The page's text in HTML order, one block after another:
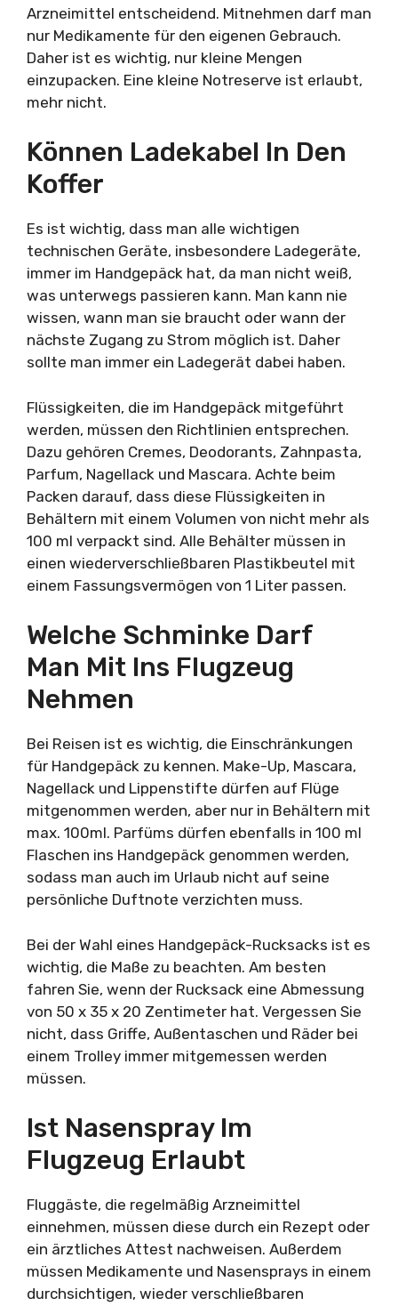
Arzneimittel entscheidend. Mitnehmen darf man
nur Medikamente für den eigenen Gebrauch.
Daher ist es wichtig, nur kleine Mengen
einzupacken. Eine kleine Notreserve ist erlaubt,
mehr nicht.
Können Ladekabel In Den
Koffer
Es ist wichtig, dass man alle wichtigen
technischen Geräte, insbesondere Ladegeräte,
immer im Handgepäck hat, da man nicht weiß,
was unterwegs passieren kann. Man kann nie
wissen, wann man sie braucht oder wann der
nächste Zugang zu Strom möglich ist. Daher
sollte man immer ein Ladegerät dabei haben.
Flüssigkeiten, die im Handgepäck mitgeführt
werden, müssen den Richtlinien entsprechen.
Dazu gehören Cremes, Deodorants, Zahnpasta,
Parfum, Nagellack und Mascara. Achte beim
Packen darauf, dass diese Flüssigkeiten in
Behältern mit einem Volumen von nicht mehr als
100 ml verpackt sind. Alle Behälter müssen in
einen wiederverschließbaren Plastikbeutel mit
einem Fassungsvermögen von 1 Liter passen.
Welche Schminke Darf
Man Mit Ins Flugzeug
Nehmen
Bei Reisen ist es wichtig, die Einschränkungen
für Handgepäck zu kennen. Make-Up, Mascara,
Nagellack und Lippenstifte dürfen auf Flüge
mitgenommen werden, aber nur in Behältern mit
max. 100ml. Parfüms dürfen ebenfalls in 100 ml
Flaschen ins Handgepäck genommen werden,
sodass man auch im Urlaub nicht auf seine
persönliche Duftnote verzichten muss.
Bei der Wahl eines Handgepäck-Rucksacks ist es
wichtig, die Maße zu beachten. Am besten
fahren Sie, wenn der Rucksack eine Abmessung
von 50 x 35 x 20 Zentimeter hat. Vergessen Sie
nicht, dass Griffe, Außentaschen und Räder bei
einem Trolley immer mitgemessen werden
müssen.
Ist Nasenspray Im
Flugzeug Erlaubt
Fluggäste, die regelmäßig Arzneimittel
einnehmen, müssen diese durch ein Rezept oder
ein ärztliches Attest nachweisen. Außerdem
müssen Medikamente und Nasensprays in einem
durchsichtigen, wieder verschließbaren